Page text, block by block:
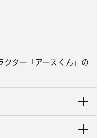
ター「アースくん」の